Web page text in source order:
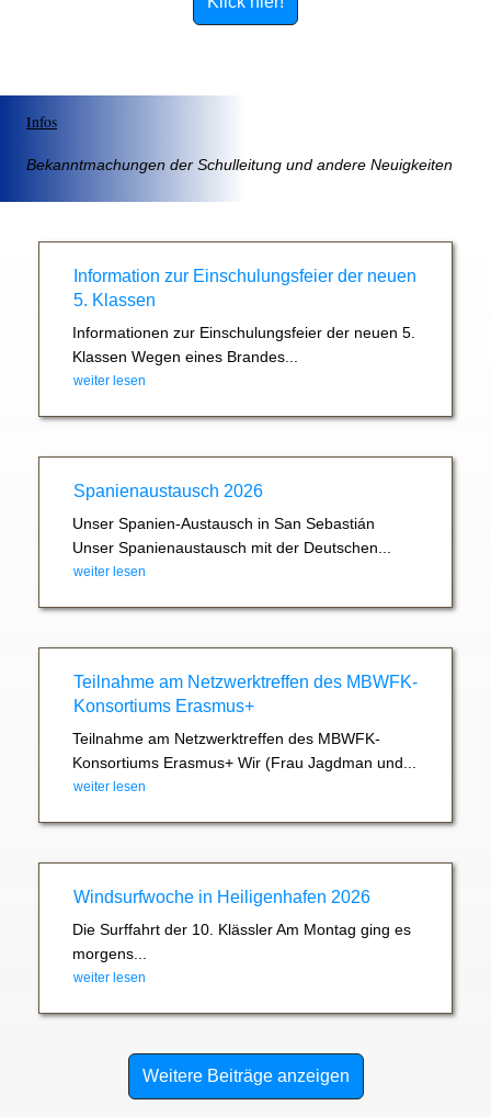
Infos
Bekanntmachungen der Schulleitung und andere Neuigkeiten
Information zur Einschulungsfeier der neuen
5. Klassen
Informationen zur Einschulungsfeier der neuen 5.
Klassen Wegen eines Brandes...
weiter lesen
Spanienaustausch 2026
Unser Spanien-Austausch in San Sebastián
Unser Spanienaustausch mit der Deutschen...
weiter lesen
Teilnahme am Netzwerktreffen des MBWFK-
Konsortiums Erasmus+
Teilnahme am Netzwerktreffen des MBWFK-
Konsortiums Erasmus+ Wir (Frau Jagdman und...
weiter lesen
Windsurfwoche in Heiligenhafen 2026
Die Surffahrt der 10. Klässler Am Montag ging es
morgens...
weiter lesen
Weitere Beiträge anzeigen